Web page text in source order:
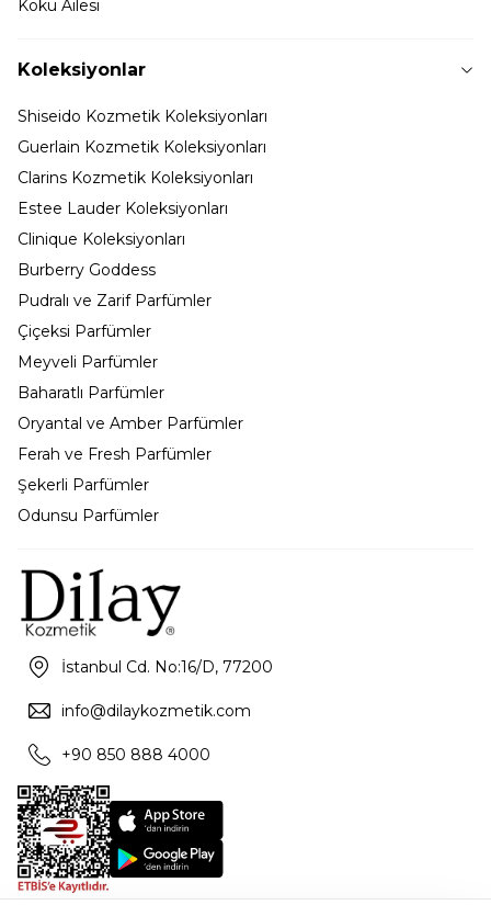
Koku Ailesi
Koleksiyonlar
Shiseido Kozmetik Koleksiyonları
Guerlain Kozmetik Koleksiyonları
Clarins Kozmetik Koleksiyonları
Estee Lauder Koleksiyonları
Clinique Koleksiyonları
Burberry Goddess
Pudralı ve Zarif Parfümler
Çiçeksi Parfümler
Meyveli Parfümler
Baharatlı Parfümler
Oryantal ve Amber Parfümler
Ferah ve Fresh Parfümler
Şekerli Parfümler
Odunsu Parfümler
İstanbul Cd. No:16/D, 77200
info@dilaykozmetik.com
+90 850 888 4000